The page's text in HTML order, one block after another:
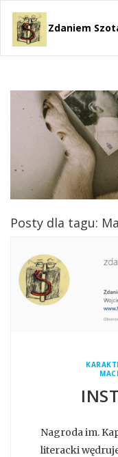
Zdaniem
Posty dla tagu:
Nagroda im.
literacki